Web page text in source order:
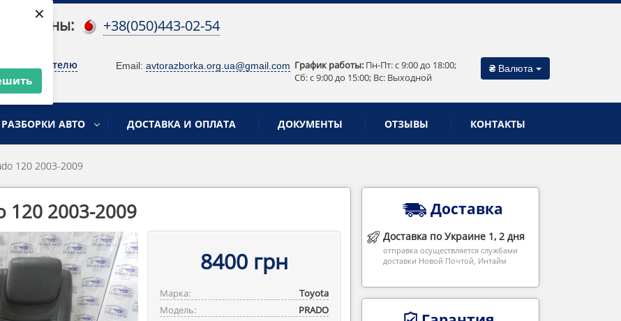
× +38(050)443-02-54
руководителю Email: avtorazborka.org.ua@gmail.com График работы: Пн-Пт: c 9:00 до 18:00;
Сб: c 9:00 до 15:00; Вс: Выходной
₴ Валюта
РАЗБОРКИ АВТО ДОСТАВКА И ОПЛАТА ДОКУМЕНТЫ ОТЗЫВЫ КОНТАКТЫ
120 2003-2009
120 2003-2009
8400 грн
Марка:
Toyota
Модель:
PRADO
Доставка
Доставка по Украине 1, 2 дня
отправка осуществляется службами
доставки Новой Почтой, Интайм